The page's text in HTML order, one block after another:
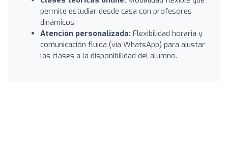
permite estudiar desde casa con profesores
dinámicos.
Atención personalizada: Flexibilidad horaria y
comunicación fluida (vía WhatsApp) para ajustar
las clases a la disponibilidad del alumno.